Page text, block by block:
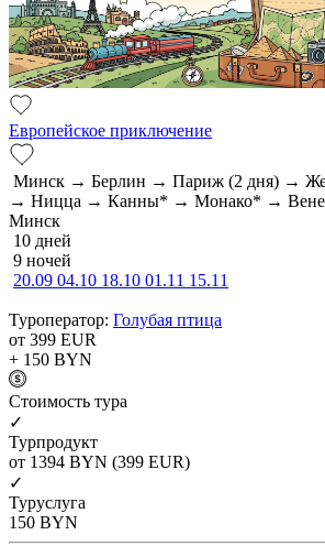
Европейское приключение
Минск → Берлин → Париж (2 дня) →
→ Ницца → Канны* → Монако* →
Минск
10 дней
9 ночей
20.09 04.10 18.10 01.11 15.11
Туроператор: Голубая птица
от 399 EUR
+ 150 BYN
Cтоимость тура
✓
Турпродукт
от 1394 BYN (399 EUR)
✓
Туруслуга
150 BYN